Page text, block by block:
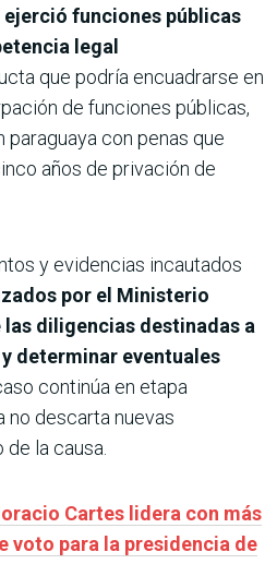
funciones públicas
legal
que podría encuadrarse en
de funciones públicas,
con penas que
años de privación de
y evidencias incautados
por el Ministerio
diligencias destinadas a
determinar eventuales
continúa en etapa
no descarta nuevas
la causa.
Cartes lidera con más
voto para la presidencia de